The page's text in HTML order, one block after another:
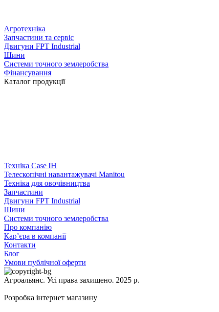
Агротехніка
Запчастини та сервіс
Двигуни FPT Industrial
Шини
Системи точного землеробства
Фінансування
Каталог продукції
Техніка Case IH
Телескопічні навантажувачі Manitou
Техніка для овочівництва
Запчастини
Двигуни FPT Industrial
Шини
Системи точного землеробства
Про компанію
Кар’єра в компанії
Контакти
Блог
Умови публічної оферти
Агроальянс. Усі права захищено. 2025 р.
Розробка інтернет магазину